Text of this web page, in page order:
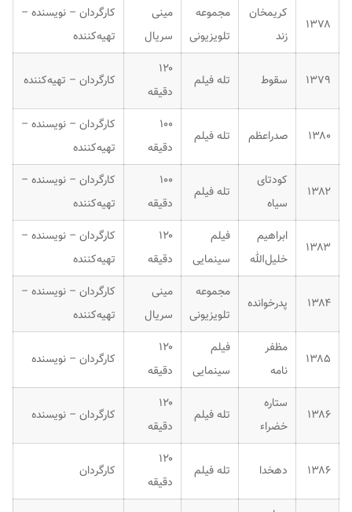
۱۳۷۸
کریمخان
زند
مجموعه
تلویزیونی
مینی
سریال
کارگردان – نویسنده –
تهیه‌کننده
۱۳۷۹ سقوط تله فیلم
۱۲۰
دقیقه
کارگردان – تهیه‌کننده
۱۳۸۰ صدراعظم تله فیلم
۱۰۰
دقیقه
کارگردان – نویسنده –
تهیه‌کننده
۱۳۸۲
کودتای
سیاه
تله فیلم
۱۰۰
دقیقه
کارگردان – نویسنده –
تهیه‌کننده
۱۳۸۳
ابراهیم
خلیل‌الله
فیلم
سینمایی
۱۲۰
دقیقه
کارگردان – نویسنده –
تهیه‌کننده
۱۳۸۴ پدرخوانده
مجموعه
تلویزیونی
مینی
سریال
کارگردان – نویسنده –
تهیه‌کننده
۱۳۸۵
مظفر
نامه
فیلم
سینمایی
۱۲۰
دقیقه
کارگردان – نویسنده
۱۳۸۶
ستاره
خضراء
تله فیلم
۱۲۰
دقیقه
کارگردان – نویسنده
۱۳۸۶ دهخدا تله فیلم
۱۲۰
دقیقه
کارگردان